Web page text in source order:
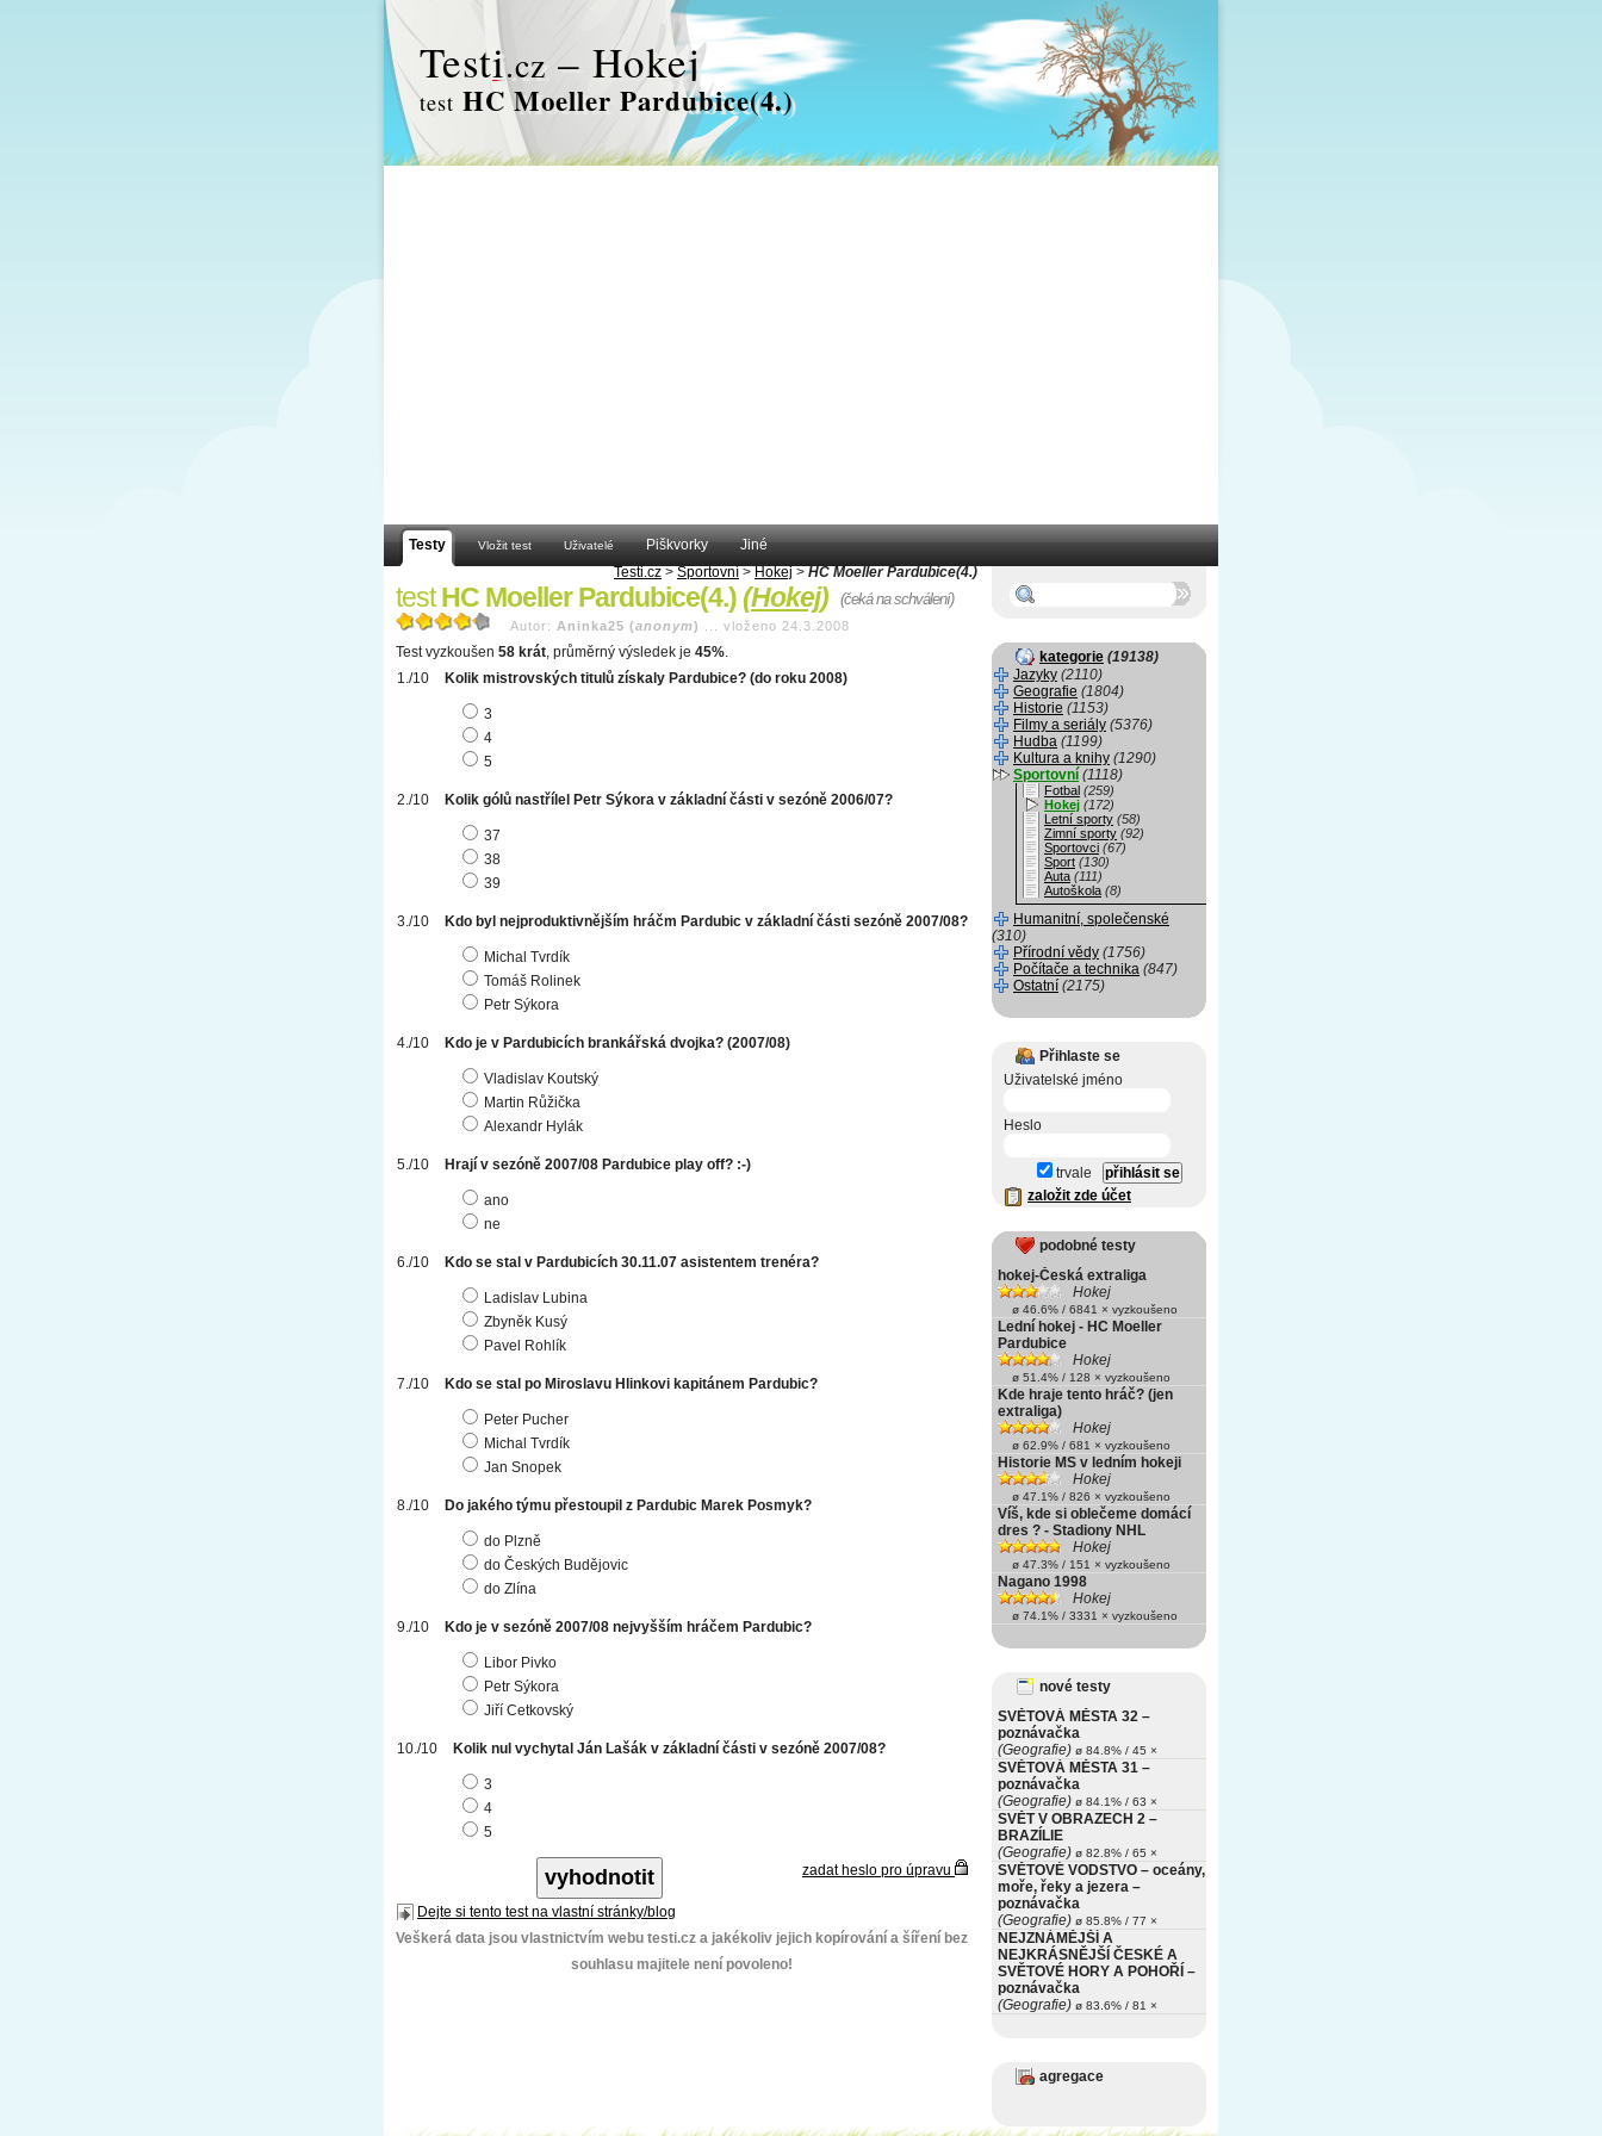
Testi.cz – Hokej
test HC Moeller Pardubice(4.)
Testy Vložit test Uživatelé Piškvorky
Jiné
Testi.cz > Sportovní > Hokej > HC Moeller Pardubice(4.)
testHC Moeller Pardubice(4.)(Hokej) (čeká na schválení)
Autor: Aninka25 (anonym) vloženo 24.3.2008
Test vyzkoušen 58 krát, průměrný výsledek je 45%.
Kolik mistrovských titulů získaly Pardubice? (do roku 2008)
3
4
5
Kolik gólů nastřílel Petr Sýkora v základní části v sezóně 2006/07?
37
38
39
Kdo byl nejproduktivnějším hráčm Pardubic v základní části sezóně 2007/08?
Michal Tvrdík
Tomáš Rolinek
Petr Sýkora
Kdo je v Pardubicích brankářská dvojka? (2007/08)
Vladislav Koutský
Martin Růžička
Alexandr Hylák
Hrají v sezóně 2007/08 Pardubice play off? :-)
ano
ne
Kdo se stal v Pardubicích 30.11.07 asistentem trenéra?
Ladislav Lubina
Zbyněk Kusý
Pavel Rohlík
Kdo se stal po Miroslavu Hlinkovi kapitánem Pardubic?
Peter Pucher
Michal Tvrdík
Jan Snopek
Do jakého týmu přestoupil z Pardubic Marek Posmyk?
do Plzně
do Českých Budějovic
do Zlína
Kdo je v sezóně 2007/08 nejvyšším hráčem Pardubic?
Libor Pivko
Petr Sýkora
Jiří Cetkovský
Kolik nul vychytal Ján Lašák v základní části v sezóně 2007/08?
3
4
5
zadat heslo pro úpravu
Dejte si tento test na vlastní stránky/blog
Veškerá data jsou vlastnictvím webu testi.cz a jakékoliv jejich kopírování a šíření bez
souhlasu majitele není povoleno!
kategorie (19138)
Jazyky (2110)
Geografie (1804)
Historie (1153)
Filmy a seriály (5376)
Hudba (1199)
Kultura a knihy (1290)
Sportovní (1118)
Fotbal (259)
Hokej (172)
Letní sporty (58)
Zimní sporty (92)
Sportovci (67)
Sport (130)
Auta (111)
Autoškola (8)
Humanitní, společenské
(310)
Přírodní vědy (1756)
Počítače a technika (847)
Ostatní (2175)
Přihlaste se
Uživatelské jméno
Heslo
trvale
založit zde účet
podobné testy
hokej-Česká extraliga
Hokej
ø 46.6% / 6841 × vyzkoušeno
Lední hokej - HC Moeller
Pardubice
Hokej
ø 51.4% / 128 × vyzkoušeno
Kde hraje tento hráč? (jen
extraliga)
Hokej
ø 62.9% / 681 × vyzkoušeno
Historie MS v ledním hokeji
Hokej
ø 47.1% / 826 × vyzkoušeno
Víš, kde si oblečeme domácí
dres ? - Stadiony NHL
Hokej
ø 47.3% / 151 × vyzkoušeno
Nagano 1998
Hokej
ø 74.1% / 3331 × vyzkoušeno
nové testy
SVĚTOVÁ MĚSTA 32 –
poznávačka
(Geografie) ø 84.8% / 45 ×
SVĚTOVÁ MĚSTA 31 –
poznávačka
(Geografie) ø 84.1% / 63 ×
SVĚT V OBRAZECH 2 –
BRAZÍLIE
(Geografie) ø 82.8% / 65 ×
SVĚTOVÉ VODSTVO – oceány,
moře, řeky a jezera –
poznávačka
(Geografie) ø 85.8% / 77 ×
NEJZNÁMĚJŠÍ A
NEJKRÁSNĚJŠÍ ČESKÉ A
SVĚTOVÉ HORY A POHOŘÍ –
poznávačka
(Geografie) ø 83.6% / 81 ×
agregace